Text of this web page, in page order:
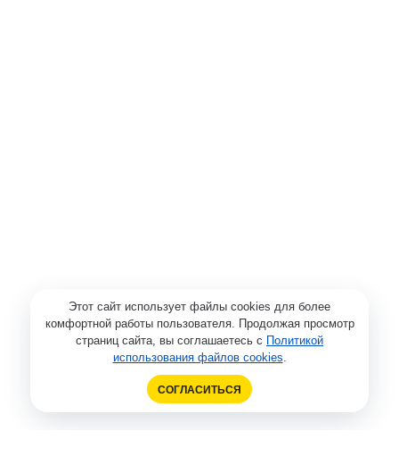
Этот сайт использует файлы cookies для более
комфортной работы пользователя. Продолжая просмотр
страниц сайта, вы соглашаетесь с Политикой
использования файлов cookies.
СОГЛАСИТЬСЯ